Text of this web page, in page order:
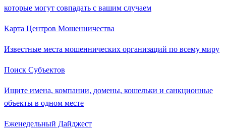
которые могут совпадать с вашим случаем
Карта Центров Мошенничества
Известные места мошеннических организаций по всему миру
Поиск Субъектов
Ищите имена, компании, домены, кошельки и санкционные
объекты в одном месте
Еженедельный Дайджест